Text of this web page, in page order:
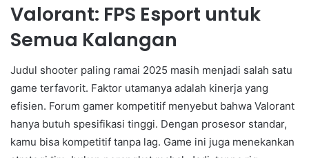
Valorant: FPS Esport untuk
Semua Kalangan
Judul shooter paling ramai 2025 masih menjadi salah satu
game terfavorit. Faktor utamanya adalah kinerja yang
efisien. Forum gamer kompetitif menyebut bahwa Valorant
hanya butuh spesifikasi tinggi. Dengan prosesor standar,
kamu bisa kompetitif tanpa lag. Game ini juga menekankan